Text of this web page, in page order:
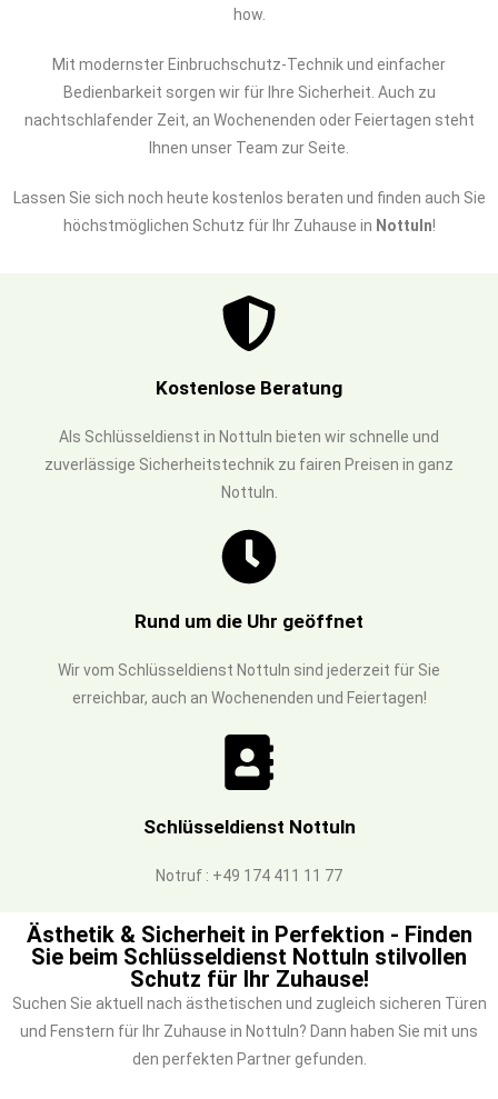
how.
Mit modernster Einbruchschutz-Technik und einfacher
Bedienbarkeit sorgen wir für Ihre Sicherheit. Auch zu
nachtschlafender Zeit, an Wochenenden oder Feiertagen steht
Ihnen unser Team zur Seite.
Lassen Sie sich noch heute kostenlos beraten und finden auch Sie
höchstmöglichen Schutz für Ihr Zuhause in Nottuln!
Kostenlose Beratung
Als Schlüsseldienst in Nottuln bieten wir schnelle und
zuverlässige Sicherheitstechnik zu fairen Preisen in ganz
Nottuln.
Rund um die Uhr geöffnet
Wir vom Schlüsseldienst Nottuln sind jederzeit für Sie
erreichbar, auch an Wochenenden und Feiertagen!
Schlüsseldienst Nottuln
Notruf : +49 174 411 11 77
Ästhetik & Sicherheit in Perfektion - Finden
Sie beim Schlüsseldienst Nottuln stilvollen
Schutz für Ihr Zuhause!
Suchen Sie aktuell nach ästhetischen und zugleich sicheren Türen
und Fenstern für Ihr Zuhause in Nottuln? Dann haben Sie mit uns
den perfekten Partner gefunden.